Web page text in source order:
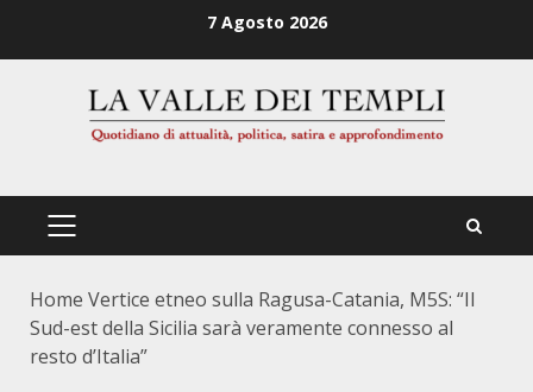
7 Agosto 2026
PRIMÄRES
Home Vertice etneo sulla Ragusa-Catania, M5S: “Il
Sud-est della Sicilia sarà veramente connesso al
resto d’Italia”